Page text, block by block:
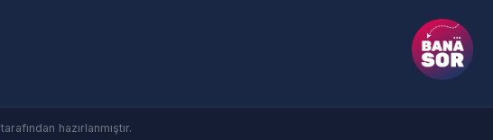
tarafından hazırlanmıştır.